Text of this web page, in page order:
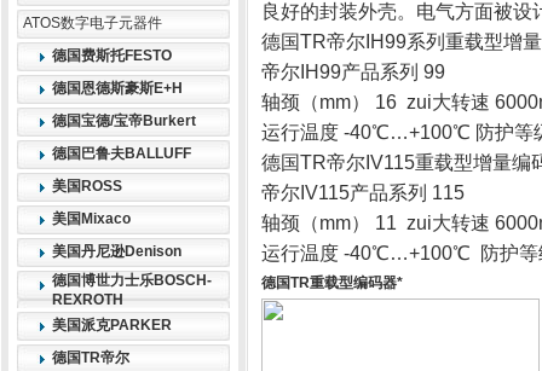
ATOS数字电子元器件
德国费斯托FESTO
德国恩德斯豪斯E+H
德国宝德/宝帝Burkert
德国巴鲁夫BALLUFF
美国ROSS
美国Mixaco
美国丹尼逊Denison
德国博世力士乐BOSCH-
REXROTH
美国派克PARKER
德国TR帝尔
良好的封装外壳。电气方面被
德国TR帝尔IH99系列重载型增
帝尔IH99产品系列 99
轴颈（mm） 16 zui大转速
运行温度 -40℃…+100℃ 防护等
德国TR帝尔IV115重载型增量编
帝尔IV115产品系列 115
轴颈（mm） 11 zui大转速
运行温度 -40℃…+100℃ 防护等
德国TR重载型编码器*